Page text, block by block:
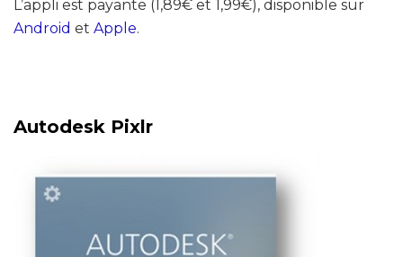
L’appli est payante (1,89€ et 1,99€), disponible sur
Android et Apple.
Autodesk Pixlr